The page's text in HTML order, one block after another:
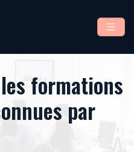
formations
par